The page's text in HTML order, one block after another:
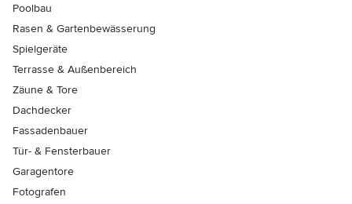
Poolbau
Rasen & Gartenbewässerung
Spielgeräte
Terrasse & Außenbereich
Zäune & Tore
Dachdecker
Fassadenbauer
Tür- & Fensterbauer
Garagentore
Fotografen